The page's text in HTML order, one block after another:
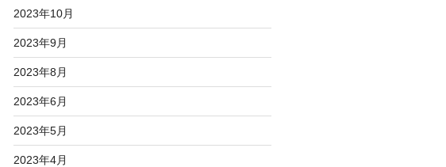
2023年10月
2023年9月
2023年8月
2023年6月
2023年5月
2023年4月